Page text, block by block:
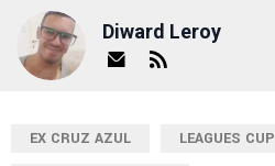
Diward Leroy
EX CRUZ AZUL
LEAGUES CUP